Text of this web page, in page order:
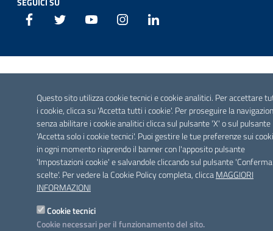
Questo sito utilizza cookie tecnici e cookie analitici. Per accettare
i cookie, clicca su 'Accetta tutti i cookie'. Per proseguire la
senza abilitare i cookie analitici clicca sul pulsante 'X' o sul pulsante
'Accetta solo i cookie tecnici'. Puoi gestire le tue preferenze sui
in ogni momento riaprendo il banner con l'apposito pulsante
'Impostazioni cookie' e salvandole cliccando sul pulsante
scelte'. Per vedere la Cookie Policy completa, cliccaMAGGIORI
INFORMAZIONI
Cookie tecnici
Cookie necessari per il funzionamento del sito.
Facebook Twitter Youtube Instagram